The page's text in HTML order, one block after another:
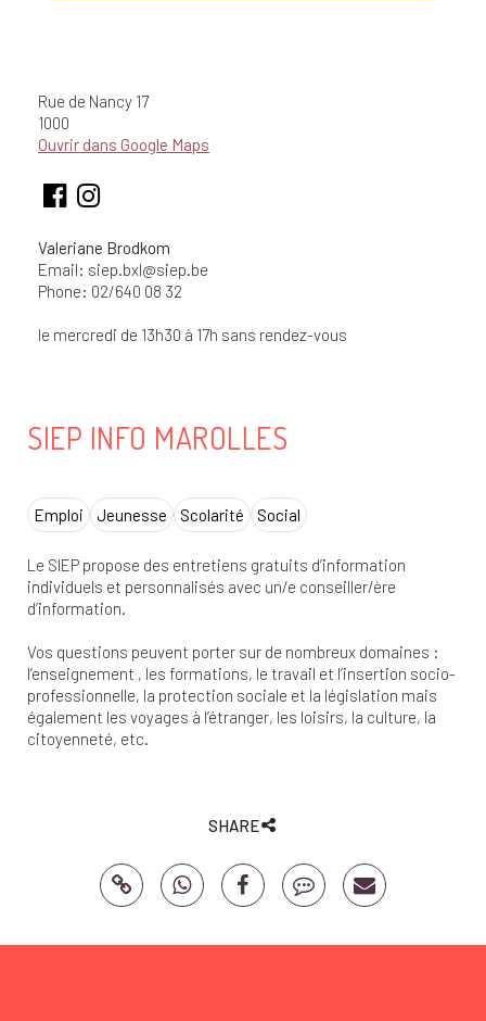
Rue de Nancy 17
1000
Ouvrir dans Google Maps
Valeriane Brodkom
Email: siep.bxl@siep.be
Phone: 02/640 08 32
le mercredi de 13h30 à 17h sans rendez-vous
SIEP INFO MAROLLES
Emploi Jeunesse Scolarité Social
Le SIEP propose des entretiens gratuits d’information
individuels et personnalisés avec un/e conseiller/ère
d’information.
Vos questions peuvent porter sur de nombreux domaines :
l’enseignement , les formations, le travail et l’insertion socio-
professionnelle, la protection sociale et la législation mais
également les voyages à l’étranger, les loisirs, la culture, la
citoyenneté, etc.
SHARE